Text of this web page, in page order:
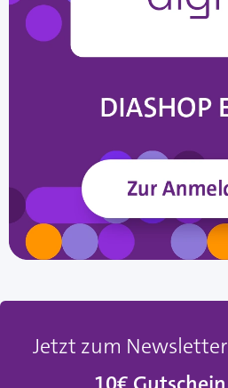
Jetzt zum